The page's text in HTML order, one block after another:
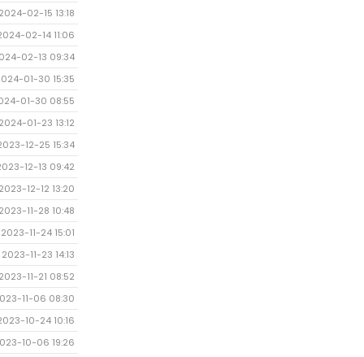
2024-02-15 13:18
02-14 11:06
02-13 09:34
01-30 15:35
01-30 08:55
2024-01-23 13:12
12-25 15:34
12-13 09:42
2023-12-12 13:20
2023-11-28 10:48
2023-11-24 15:01
2023-11-23 14:13
2023-11-21 08:52
11-06 08:30
10-24 10:16
10-06 19:26